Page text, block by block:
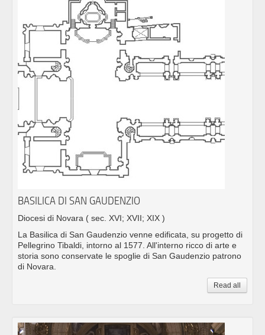
BASILICA DI SAN GAUDENZIO
Diocesi di Novara ( sec. XVI; XVII; XIX )
La Basilica di San Gaudenzio venne edificata, su progetto di
Pellegrino Tibaldi, intorno al 1577. All'interno ricco di arte e
storia sono conservate le spoglie di San Gaudenzio patrono
di Novara.
Read all